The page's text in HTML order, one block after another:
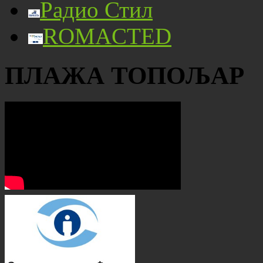
Радио Стил
ROMACTED
ПЛАЖА ТОПОЉАР